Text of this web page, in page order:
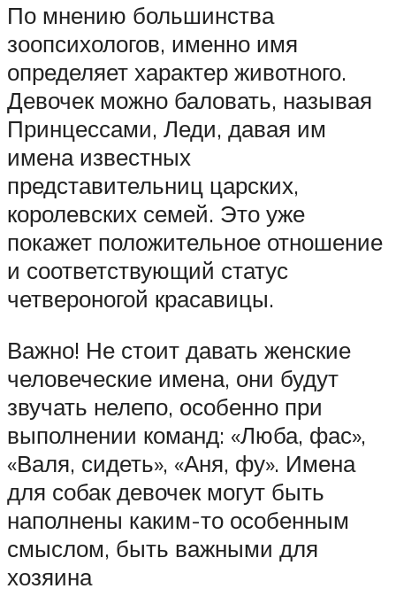
По мнению большинства
зоопсихологов, именно имя
определяет характер животного.
Девочек можно баловать, называя
Принцессами, Леди, давая им
имена известных
представительниц царских,
королевских семей. Это уже
покажет положительное отношение
и соответствующий статус
четвероногой красавицы.
Важно! Не стоит давать женские
человеческие имена, они будут
звучать нелепо, особенно при
выполнении команд: «Люба, фас»,
«Валя, сидеть», «Аня, фу». Имена
для собак девочек могут быть
наполнены каким-то особенным
смыслом, быть важными для
хозяина